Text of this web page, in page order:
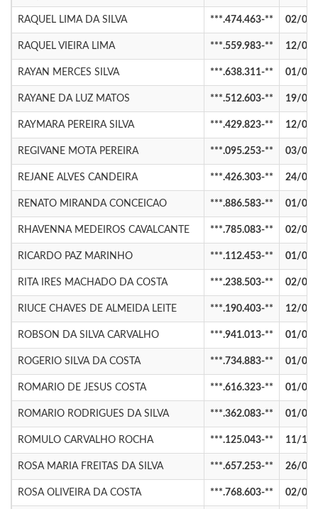
RAQUEL LIMA DA SILVA ***.474.463-** 02/02/
RAQUEL VIEIRA LIMA ***.559.983-** 12/
RAYAN MERCES SILVA ***.638.311-** 01/01/
RAYANE DA LUZ MATOS ***.512.603-** 19/
RAYMARA PEREIRA SILVA ***.429.823-** 12/
REGIVANE MOTA PEREIRA ***.095.253-** 03/03/
REJANE ALVES CANDEIRA ***.426.303-** 24/09/
RENATO MIRANDA CONCEICAO ***.886.583-** 01/08/
RHAVENNA MEDEIROS CAVALCANTE ***.785.083-** 02/02/
RICARDO PAZ MARINHO ***.112.453-** 01/01/
RITA IRES MACHADO DA COSTA ***.238.503-** 02/05/
RIUCE CHAVES DE ALMEIDA LEITE ***.190.403-** 12/
ROBSON DA SILVA CARVALHO ***.941.013-** 01/01/
ROGERIO SILVA DA COSTA ***.734.883-** 01/02/
ROMARIO DE JESUS COSTA ***.616.323-** 01/03/
ROMARIO RODRIGUES DA SILVA ***.362.083-** 01/01/
ROMULO CARVALHO ROCHA ***.125.043-** 11/
ROSA MARIA FREITAS DA SILVA ***.657.253-** 26/02/
ROSA OLIVEIRA DA COSTA ***.768.603-** 02/02/